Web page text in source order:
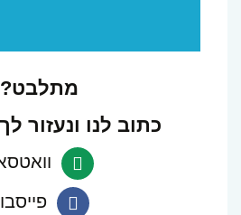
מתלבט?
כתוב לנו ונעזור
פנה